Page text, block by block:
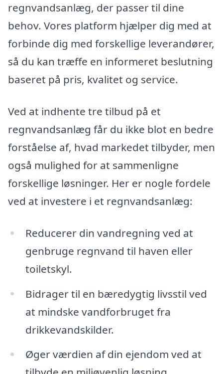
regnvandsanlæg, der passer til dine
behov. Vores platform hjælper dig med at
forbinde dig med forskellige leverandører,
så du kan træffe en informeret beslutning
baseret på pris, kvalitet og service.
Ved at indhente tre tilbud på et
regnvandsanlæg får du ikke blot en bedre
forståelse af, hvad markedet tilbyder, men
også mulighed for at sammenligne
forskellige løsninger. Her er nogle fordele
ved at investere i et regnvandsanlæg:
Reducerer din vandregning ved at
genbruge regnvand til haven eller
toiletskyl.
Bidrager til en bæredygtig livsstil ved
at mindske vandforbruget fra
drikkevandskilder.
Øger værdien af din ejendom ved at